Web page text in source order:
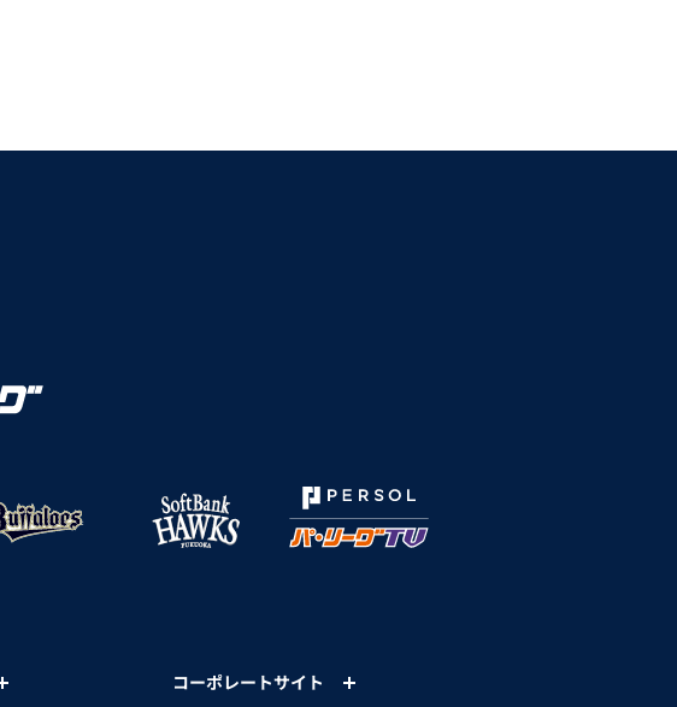
コーポレートサイト